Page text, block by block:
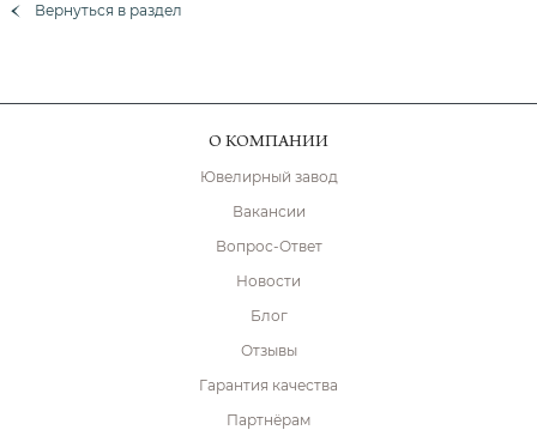
Вернуться в раздел
О КОМПАНИИ
Ювелирный завод
Вакансии
Вопрос-Ответ
Новости
Блог
Отзывы
Гарантия качества
Партнёрам